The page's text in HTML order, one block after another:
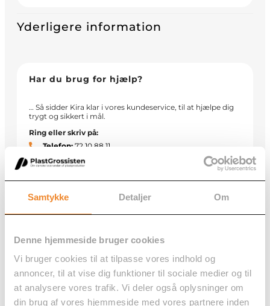
Samtykke Detaljer Om
Denne hjemmeside bruger cookies
Vi bruger cookies til at tilpasse vores indhold og
annoncer, til at vise dig funktioner til sociale medier og til
at analysere vores trafik. Vi deler også oplysninger om
din brug af vores hjemmeside med vores partnere inden
Yderligere information
Har du brug for hjælp?
… Så sidder Kira klar i vores kundeservice, til at hjælpe dig
trygt og sikkert i mål.
Ring eller skriv på:
Telefon:72 10 88 11
E-mail:kundeservice@plastgrossisten.dk